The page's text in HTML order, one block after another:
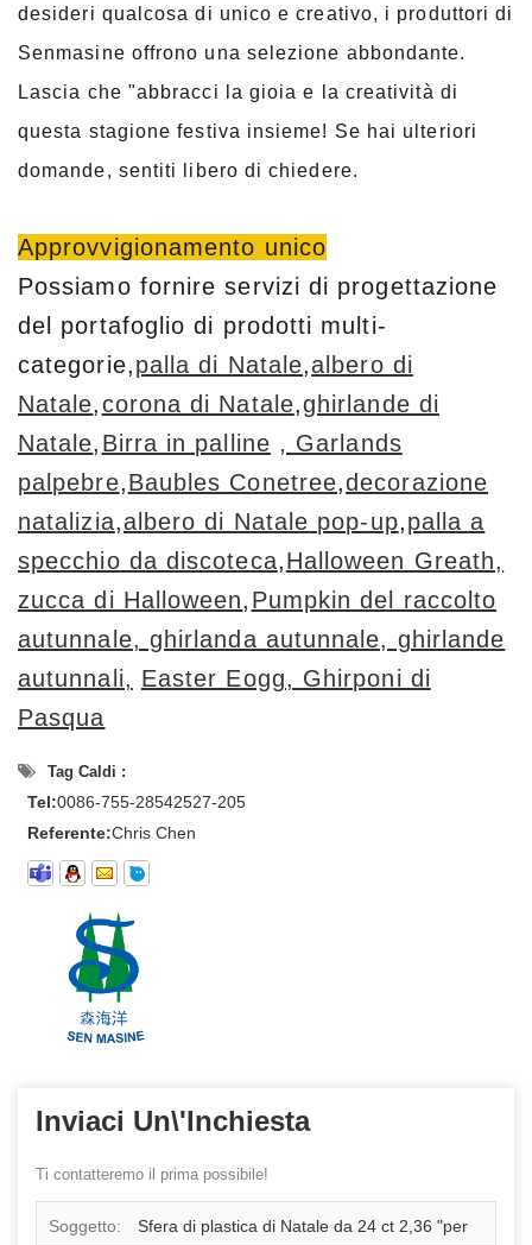
desideri qualcosa di unico e creativo, i produttori di
Senmasine offrono una selezione abbondante.
Lascia che "abbracci la gioia e la creatività di
questa stagione festiva insieme! Se hai ulteriori
domande, sentiti libero di chiedere.
Approvvigionamento unico
Possiamo fornire servizi di progettazione
del portafoglio di prodotti multi-
categorie,palla di Natale,albero di
Natale,corona di Natale,ghirlande di
Natale, Birra in palline , Garlands
palpebre,Baubles Conetree,decorazione
natalizia,albero di Natale pop-up,palla a
specchio da discoteca,Halloween Greath,
zucca di Halloween, Pumpkin del raccolto
autunnale, ghirlanda autunnale, ghirlande
autunnali, Easter Eogg, Ghirponi di
Pasqua
Tag Caldi :
Tel:0086-755-28542527-205
Referente:Chris Chen
Inviaci Un\'inchiesta
Ti contatteremo il prima possibile!
Soggetto: Sfera di plastica di Natale da 24 ct 2,36 "per